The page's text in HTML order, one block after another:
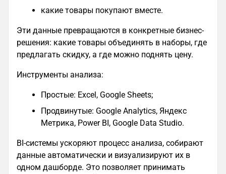
какие товары покупают вместе.
Эти данные превращаются в конкретные бизнес-
решения: какие товары объединять в наборы, где
предлагать скидку, а где можно поднять цену.
Инструменты анализа:
Простые: Excel, Google Sheets;
Продвинутые: Google Analytics, Яндекс
Метрика, Power BI, Google Data Studio.
BI-системы ускоряют процесс анализа, собирают
данные автоматически и визуализируют их в
одном дашборде. Это позволяет принимать